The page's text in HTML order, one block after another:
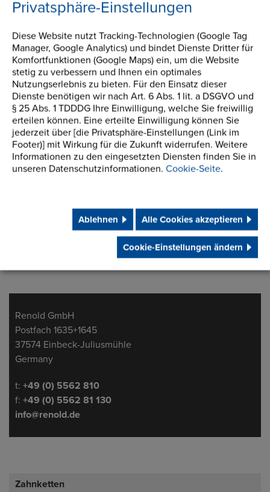
Privatsphäre-Einstellungen
Diese Website nutzt Tracking-Technologien (Google Tag
Manager, Google Analytics) und bindet Dienste Dritter für
Komfortfunktionen (Google Maps) ein, um die Website
stetig zu verbessern und Ihnen ein optimales
Nutzungserlebnis zu bieten. Für den Einsatz dieser
Dienste benötigen wir nach Art. 6 Abs. 1 lit. a DSGVO und
§ 25 Abs. 1 TDDDG Ihre Einwilligung, welche Sie freiwillig
erteilen können. Eine erteilte Einwilligung können Sie
jederzeit über [die Privatsphäre-Einstellungen (Link im
Footer)] mit Wirkung für die Zukunft widerrufen. Weitere
Informationen zu den eingesetzten Diensten finden Sie in
unseren Datenschutzinformationen. Cookie-Seite.
Ablehnen Alle Cookies akzeptieren
Cookie-Einstellungen ändern
Zwecke der Bearbeitung meiner Anfrage zu. Sie werden
Kataloge herunterladen
Informationen anfordern
Adresse
Renold GmbH
Postfach 1635+1645
37574 Einbeck-Juliusmühle
Germany
Telefon/Fax
t: +49 (0) 5562 810
f: +49 (0) 5562 81 130
info@renold.de
Zahnketten